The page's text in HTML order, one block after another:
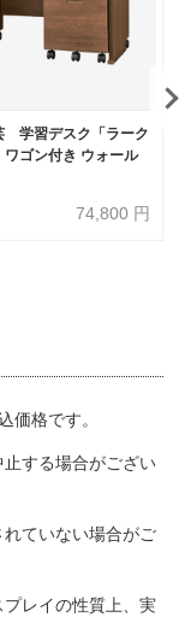
学習デスク「ラーク
ワゴン付き ウォール
74,800 円
価格です。
する場合がござい
ていない場合がご
レイの性質上、実